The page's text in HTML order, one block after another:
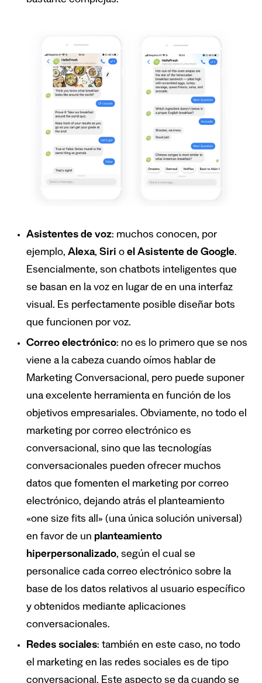
Asistentes de voz: muchos conocen, por
ejemplo, Alexa, Siri o el Asistente de Google.
Esencialmente, son chatbots inteligentes que
se basan en la voz en lugar de en una interfaz
visual. Es perfectamente posible diseñar bots
que funcionen por voz.
Correo electrónico: no es lo primero que se nos
viene a la cabeza cuando oímos hablar de
Marketing Conversacional, pero puede suponer
una excelente herramienta en función de los
objetivos empresariales. Obviamente, no todo el
marketing por correo electrónico es
conversacional, sino que las tecnologías
conversacionales pueden ofrecer muchos
datos que fomenten el marketing por correo
electrónico, dejando atrás el planteamiento
«one size fits all» (una única solución universal)
en favor de un planteamiento
hiperpersonalizado, según el cual se
personalice cada correo electrónico sobre la
base de los datos relativos al usuario específico
y obtenidos mediante aplicaciones
conversacionales.
Redes sociales: también en este caso, no todo
el marketing en las redes sociales es de tipo